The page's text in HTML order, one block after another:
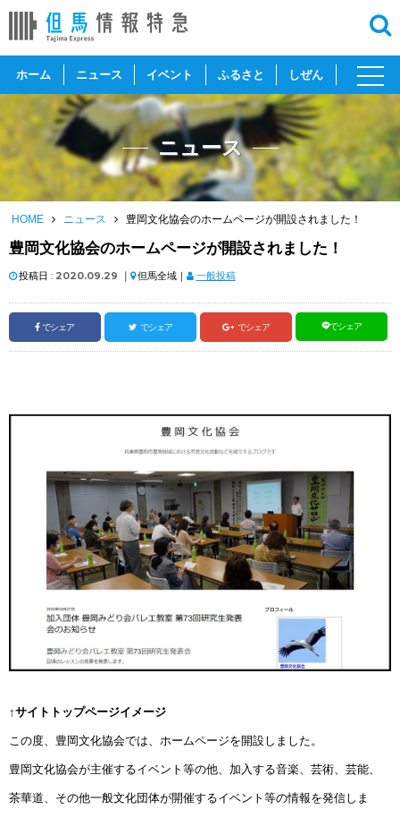
ホーム ニュース イベント ふるさと しぜん
toggle
ニュース
HOME ニュース 豊岡文化協会のホームページが開設されました！
豊岡文化協会のホームページが開設されました！
投稿日 : 2020.09.29 ｜ 但馬全域｜ 一般投稿
でシェア でシェア でシェア でシェア
↑サイトトップページイメージ
この度、豊岡文化協会では、ホームページを開設しました。
豊岡文化協会が主催するイベント等の他、加入する音楽、芸術、芸能、
茶華道、その他一般文化団体が開催するイベント等の情報を発信しま